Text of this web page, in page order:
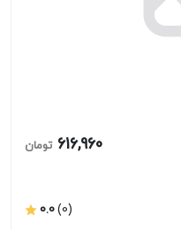
616,960 تومان
0.0(0)